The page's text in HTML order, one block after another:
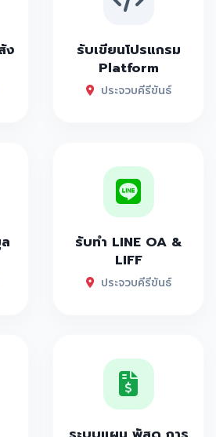
ง
รับเขียนโปรแกรม
Platform
ประจวบคีรีขันธ์
รับทำ LINE OA &
LIFF
ประจวบคีรีขันธ์